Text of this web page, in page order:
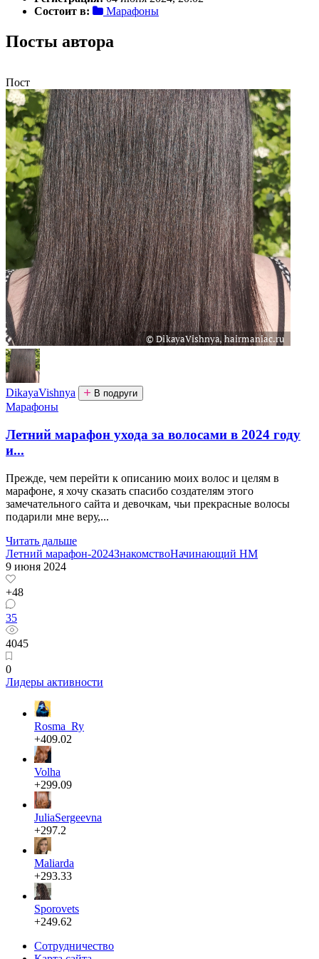
Состоит в:
Марафоны
Посты автора
Пост
DikayaVishnya В подруги
Марафоны
Летний марафон ухода за волосами в 2024 году
и...
Прежде, чем перейти к описанию моих волос и целям в
марафоне, я хочу сказать спасибо создателям этого
замечательного сайта и девочкам, чьи прекрасные волосы
подарили мне веру,...
Читать дальше
Летний марафон-2024ЗнакомствоНачинающий HM
9 июня 2024
+48
35
4045
0
Лидеры активности
Rosma_Ry
+409.02
Volha
+299.09
JuliaSergeevna
+297.2
Maliarda
+293.33
Sporovets
+249.62
Сотрудничество